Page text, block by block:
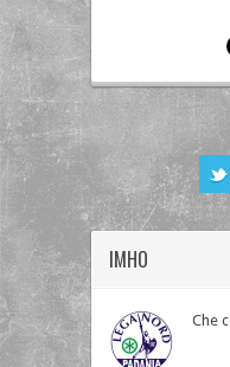
IMHO
Che